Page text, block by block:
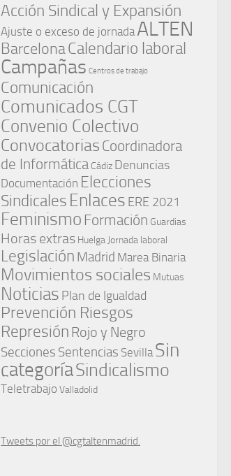
Acción Sindical y Expansión
Ajuste o exceso de jornada ALTEN
BarcelonaCalendario laboral
Campañas Centros de trabajo
Comunicación
Comunicados CGT
Convenio Colectivo
Convocatorias Coordinadora
de Informática Cádiz Denuncias
Documentación Elecciones
Sindicales Enlaces ERE 2021
Feminismo Formación Guardias
Horas extras Huelga Jornada laboral
Legislación Madrid Marea Binaria
Movimientos sociales Mutuas
Noticias Plan de Igualdad
Prevención Riesgos
Represión Rojo y Negro
Secciones Sentencias Sevilla Sin
categoríaSindicalismo
Teletrabajo Valladolid
Tweets por el @cgtaltenmadrid.